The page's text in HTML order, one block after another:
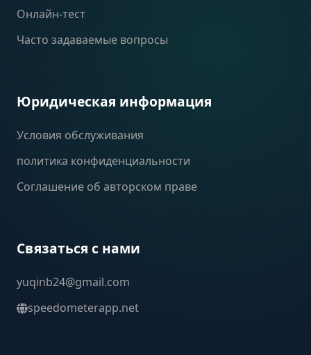
Онлайн-тест
Часто задаваемые вопросы
Юридическая информация
Условия обслуживания
политика конфиденциальности
Соглашение об авторском праве
Связаться с нами
yuqinb24@gmail.com
speedometerapp.net